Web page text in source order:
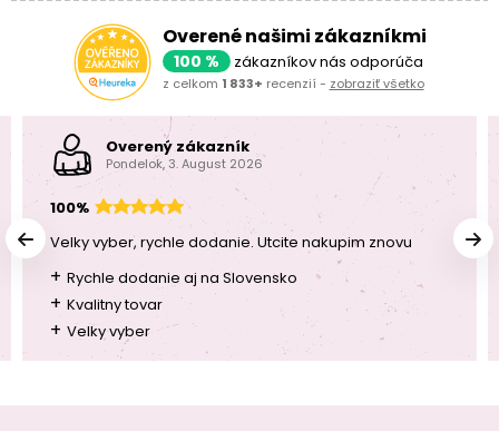
Overené našimi zákazníkmi
100 % zákazníkov nás odporúča
z celkom 1 833+ recenzií - zobraziť všetko
Overený zákazník
Pondelok, 3. August 2026
100%
Velky vyber, rychle dodanie. Utcite nakupim znovu
+ Rychle dodanie aj na Slovensko
+ Kvalitny tovar
+ Velky vyber